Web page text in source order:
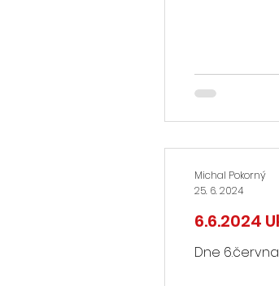
6.6.2024
Dne
Michal Pokorný
25. 6. 2024